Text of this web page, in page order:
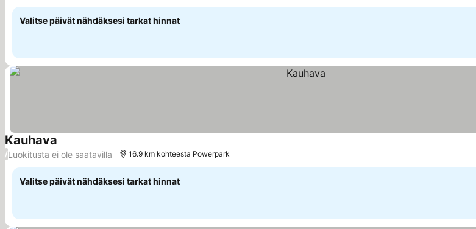
Valitse päivät nähdäksesi tarkat hinnat
Kauhava
/Luokitusta ei ole saatavilla 16.9 km kohteesta Powerpark
Valitse päivät nähdäksesi tarkat hinnat